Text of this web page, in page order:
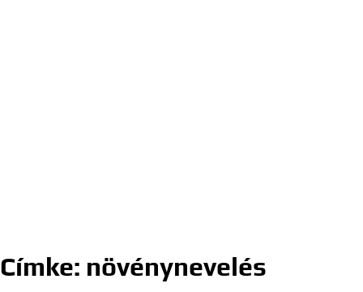
Címke: növénynevelés